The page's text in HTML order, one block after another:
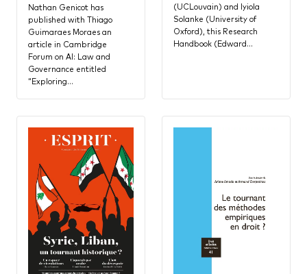
Nathan Genicot has
published with Thiago
Guimaraes Moraes an
article in Cambridge
Forum on AI: Law and
Governance entitled
“Exploring…
(UCLouvain) and Iyiola
Solanke (University of
Oxford), this Research
Handbook (Edward…